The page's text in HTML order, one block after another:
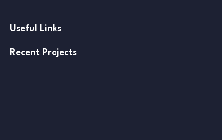
Useful Links
Recent Projects